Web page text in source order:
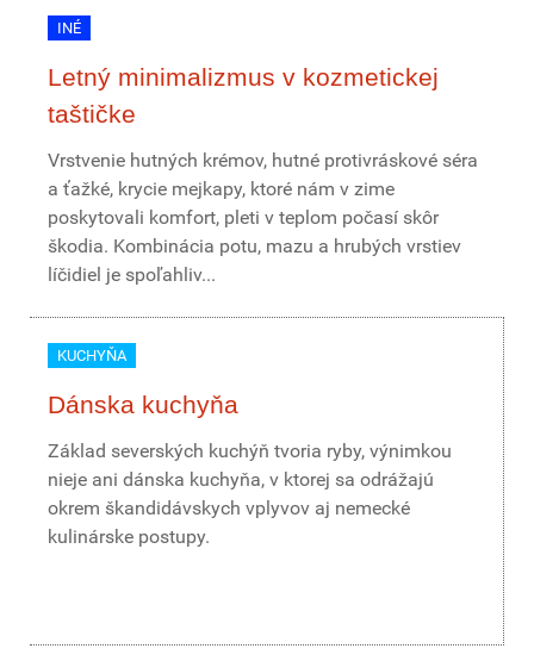
INÉ
Letný minimalizmus v kozmetickej
taštičke
Vrstvenie hutných krémov, hutné protivráskové séra
a ťažké, krycie mejkapy, ktoré nám v zime
poskytovali komfort, pleti v teplom počasí skôr
škodia. Kombinácia potu, mazu a hrubých vrstiev
líčidiel je spoľahliv...
KUCHYŇA
Dánska kuchyňa
Základ severských kuchýň tvoria ryby, výnimkou
nieje ani dánska kuchyňa, v ktorej sa odrážajú
okrem škandidávskych vplyvov aj nemecké
kulinárske postupy.